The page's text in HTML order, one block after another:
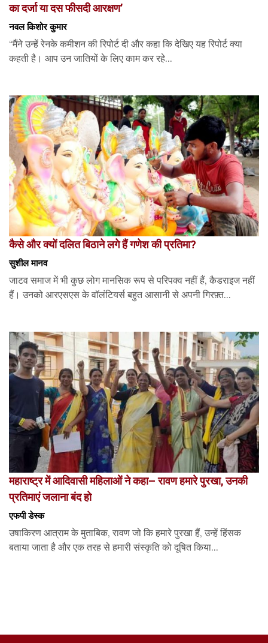
का दर्जा या दस फीसदी आरक्षण’
नवल किशोर कुमार
“मैंने उन्हें रेनके कमीशन की रिपोर्ट दी और कहा कि देखिए यह रिपोर्ट क्या
कहती है। आप उन जातियों के लिए काम कर रहे...
कैसे और क्यों दलित बिठाने लगे हैं गणेश की प्रतिमा?
सुशील मानव
जाटव समाज में भी कुछ लोग मानसिक रूप से परिपक्व नहीं हैं, कैडराइज नहीं
हैं। उनको आरएसएस के वॉलंटियर्स बहुत आसानी से अपनी गिरफ़्त...
महाराष्ट्र में आदिवासी महिलाओं ने कहा– रावण हमारे पुरखा, उनकी
प्रतिमाएं जलाना बंद हो
एफपी डेस्‍क
उषाकिरण आत्राम के मुताबिक, रावण जो कि हमारे पुरखा हैं, उन्हें हिंसक
बताया जाता है और एक तरह से हमारी संस्कृति को दूषित किया...